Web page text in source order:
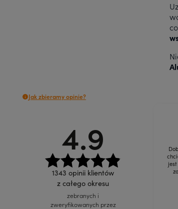
Jak zbieramy opinie?
4.9
1343 opinii klientów
z całego okresu
zebranych i
zweryfikowanych przez